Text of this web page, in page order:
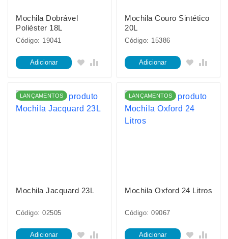
Mochila Dobrável
Poliéster 18L
Código: 19041
Adicionar
Mochila Couro Sintético
20L
Código: 15386
Adicionar
LANÇAMENTOS
Mochila Jacquard 23L
Código: 02505
Adicionar
LANÇAMENTOS
Mochila Oxford 24 Litros
Código: 09067
Adicionar